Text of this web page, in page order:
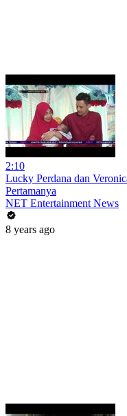
2:10
Lucky Perdana dan
Pertamanya
NET Entertainment News
8 years ago